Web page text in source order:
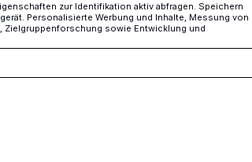
spannende
zur Identifikation aktiv abfragen. Speichern
Personalisierte Werbung und Inhalte, Messung von
Zielgruppenforschung sowie Entwicklung und